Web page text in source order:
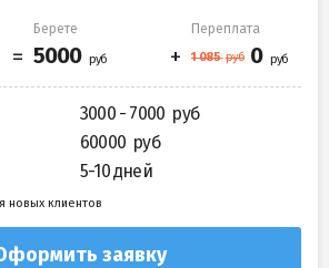
Берете Переплата
3000 - 7000
60000
5-10 дней
новых клиентов
заявку